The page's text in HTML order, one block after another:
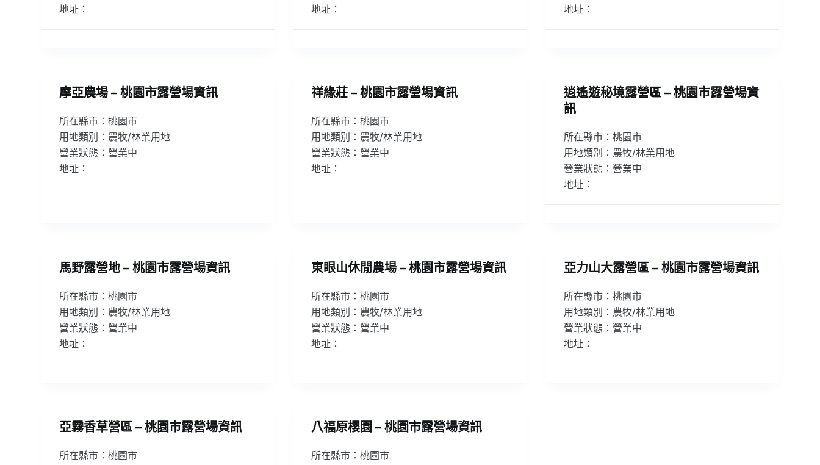
地址：
地址：
地址：
摩亞農場 – 桃園市露營場資訊
所在縣市：桃園市
用地類別：農牧/林業用地
營業狀態：營業中
地址：
祥緣莊 – 桃園市露營場資訊
所在縣市：桃園市
用地類別：農牧/林業用地
營業狀態：營業中
地址：
逍遙遊秘境露營區 – 桃園市露營場資
訊
所在縣市：桃園市
用地類別：農牧/林業用地
營業狀態：營業中
地址：
馬野露營地 – 桃園市露營場資訊
所在縣市：桃園市
用地類別：農牧/林業用地
營業狀態：營業中
地址：
東眼山休閒農場 – 桃園市露營場資訊
所在縣市：桃園市
用地類別：農牧/林業用地
營業狀態：營業中
地址：
亞力山大露營區 – 桃園市露營場資訊
所在縣市：桃園市
用地類別：農牧/林業用地
營業狀態：營業中
地址：
亞霧香草營區 – 桃園市露營場資訊
所在縣市：桃園市
八福原櫻園 – 桃園市露營場資訊
所在縣市：桃園市